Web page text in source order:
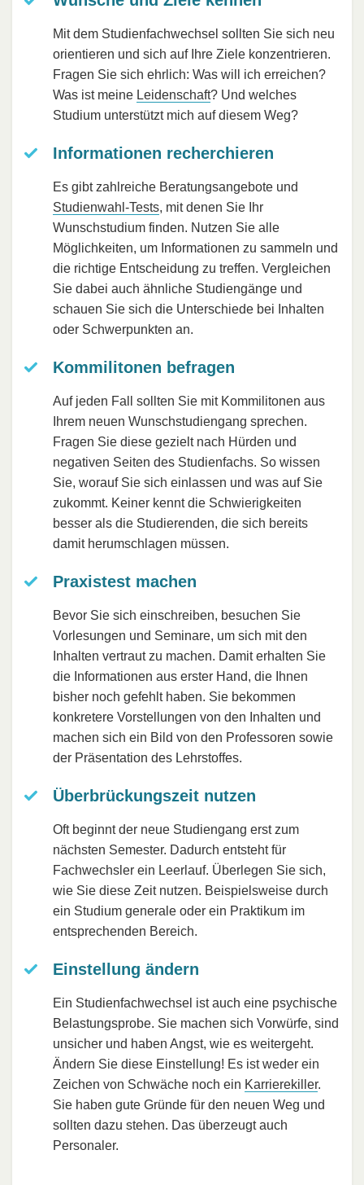
Mit dem Studienfachwechsel sollten Sie sich neu
orientieren und sich auf Ihre Ziele konzentrieren.
Fragen Sie sich ehrlich: Was will ich erreichen?
Was ist meine Leidenschaft? Und welches
Studium unterstützt mich auf diesem Weg?
Informationen recherchieren
Es gibt zahlreiche Beratungsangebote und
Studienwahl-Tests, mit denen Sie Ihr
Wunschstudium finden. Nutzen Sie alle
Möglichkeiten, um Informationen zu sammeln und
die richtige Entscheidung zu treffen. Vergleichen
Sie dabei auch ähnliche Studiengänge und
schauen Sie sich die Unterschiede bei Inhalten
oder Schwerpunkten an.
Kommilitonen befragen
Auf jeden Fall sollten Sie mit Kommilitonen aus
Ihrem neuen Wunschstudiengang sprechen.
Fragen Sie diese gezielt nach Hürden und
negativen Seiten des Studienfachs. So wissen
Sie, worauf Sie sich einlassen und was auf Sie
zukommt. Keiner kennt die Schwierigkeiten
besser als die Studierenden, die sich bereits
damit herumschlagen müssen.
Praxistest machen
Bevor Sie sich einschreiben, besuchen Sie
Vorlesungen und Seminare, um sich mit den
Inhalten vertraut zu machen. Damit erhalten Sie
die Informationen aus erster Hand, die Ihnen
bisher noch gefehlt haben. Sie bekommen
konkretere Vorstellungen von den Inhalten und
machen sich ein Bild von den Professoren sowie
der Präsentation des Lehrstoffes.
Überbrückungszeit nutzen
Oft beginnt der neue Studiengang erst zum
nächsten Semester. Dadurch entsteht für
Fachwechsler ein Leerlauf. Überlegen Sie sich,
wie Sie diese Zeit nutzen. Beispielsweise durch
ein Studium generale oder ein Praktikum im
entsprechenden Bereich.
Einstellung ändern
Ein Studienfachwechsel ist auch eine psychische
Belastungsprobe. Sie machen sich Vorwürfe, sind
unsicher und haben Angst, wie es weitergeht.
Ändern Sie diese Einstellung! Es ist weder ein
Zeichen von Schwäche noch ein Karrierekiller.
Sie haben gute Gründe für den neuen Weg und
sollten dazu stehen. Das überzeugt auch
Personaler.